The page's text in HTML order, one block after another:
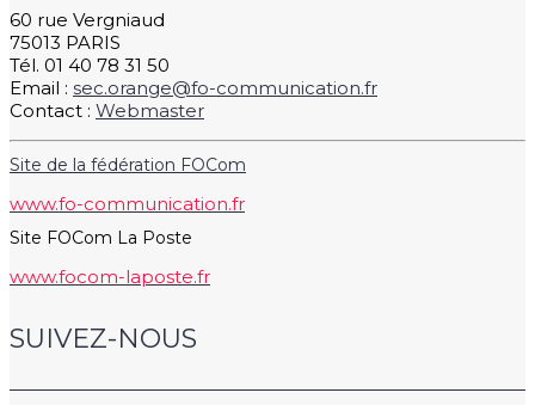
60 rue Vergniaud
75013 PARIS
Tél. 01 40 78 31 50
Email : sec.orange@fo-communication.fr
Contact : Webmaster
Site de la fédération FOCom
www.fo-communication.fr
Site FOCom La Poste
www.focom-laposte.fr
SUIVEZ-NOUS